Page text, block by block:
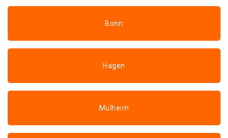
Bonn
Hagen
Mülheim